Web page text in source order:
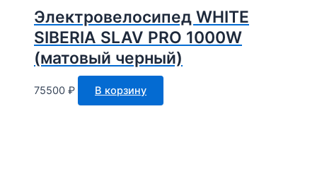
Электровелосипед WHITE
SIBERIA SLAV PRO 1000W
(матовый черный)
75500 ₽ В корзину